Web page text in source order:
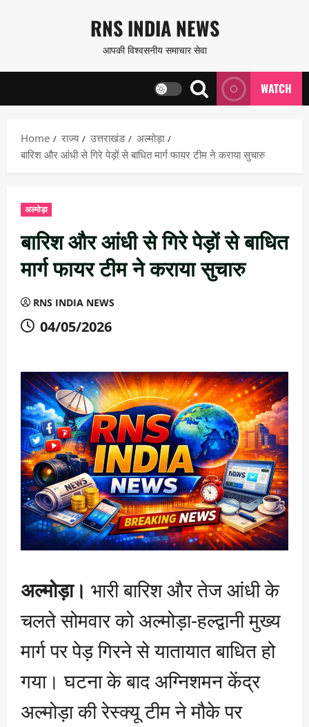
content
RNS INDIA NEWS
आपकी विश्वसनीय समाचार सेवा
WATCH
Home राज्य उत्तराखंड
अल्मोड़ा
बारिश और आंधी से गिरे पेड़ों से बाधित मार्ग फायर टीम ने कराया सुचारु
अल्मोड़ा
बारिश और आंधी से गिरे पेड़ों से बाधित
मार्ग फायर टीम ने कराया सुचारु
RNS INDIA NEWS
04/05/2026
अल्मोड़ा। भारी बारिश और तेज आंधी के
चलते सोमवार को अल्मोड़ा-हल्द्वानी मुख्य
मार्ग पर पेड़ गिरने से यातायात बाधित हो
गया। घटना के बाद अग्निशमन केंद्र
अल्मोड़ा की रेस्क्यू टीम ने मौके पर